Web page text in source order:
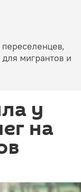
мигрантов и
у
на